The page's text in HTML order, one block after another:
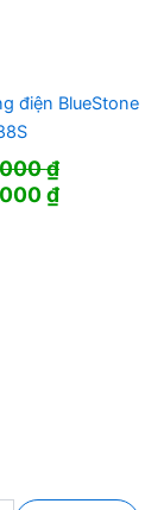
điện BlueStone
₫
₫Giá